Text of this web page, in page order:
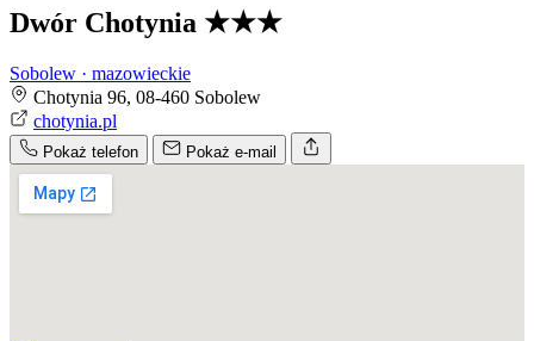
Dwór Chotynia ★★★
Sobolew · mazowieckie
Chotynia 96, 08-460 Sobolew
chotynia.pl
Pokaż telefon Pokaż e-mail